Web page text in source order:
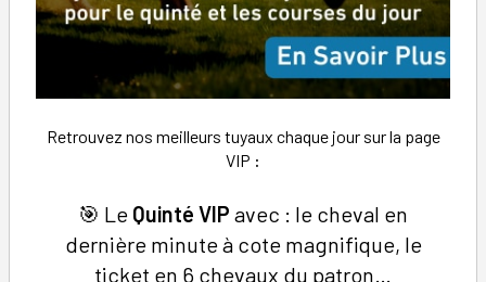
Retrouvez nos meilleurs tuyaux chaque jour sur la page
VIP :
🎯 Le Quinté VIP avec : le cheval en
dernière minute à cote magnifique, le
ticket en 6 chevaux du patron…